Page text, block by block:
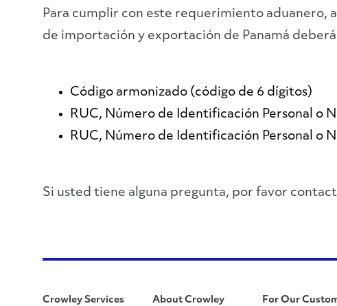
Para cumplir con este requerimiento aduanero,
de importación y exportación de Panamá
Código armonizado (código de 6 dígitos)
RUC, Número de Identificación Personal o
RUC, Número de Identificación Personal o
Si usted tiene alguna pregunta, por favor
Crowley Services About Crowley For Our